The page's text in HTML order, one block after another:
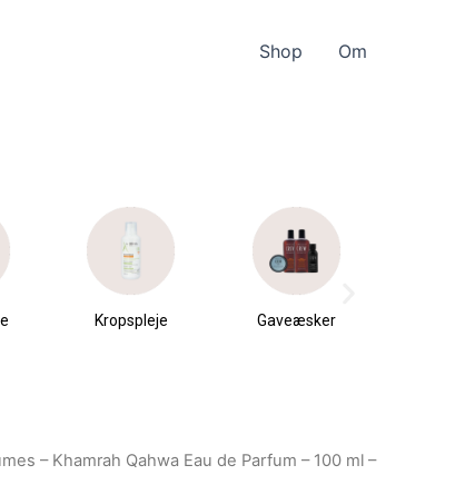
Shop Om
Kropspleje Gaveæsker
– Khamrah Qahwa Eau de Parfum – 100 ml –